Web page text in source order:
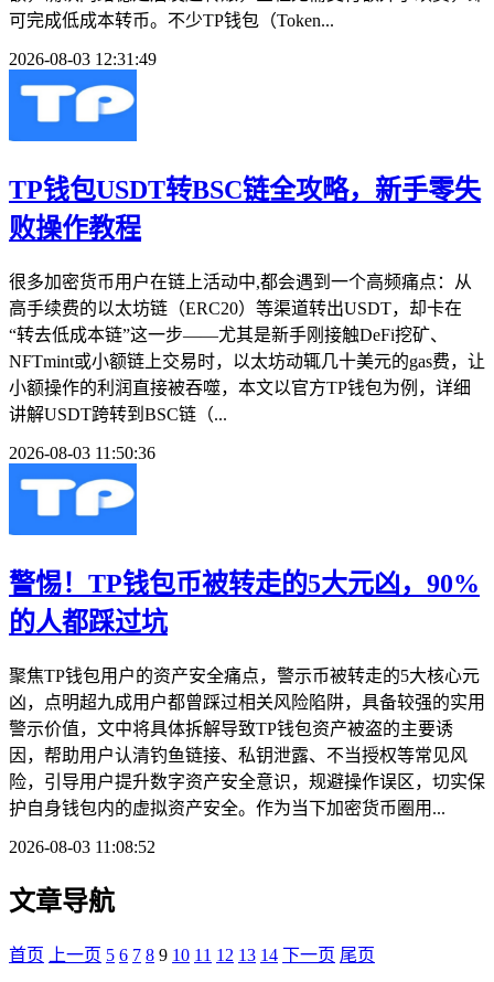
可完成低成本转币。不少TP钱包（Token...
2026-08-03 12:31:49
TP钱包USDT转BSC链全攻略，新手零失
败操作教程
很多加密货币用户在链上活动中,都会遇到一个高频痛点：从
高手续费的以太坊链（ERC20）等渠道转出USDT，却卡在
“转去低成本链”这一步——尤其是新手刚接触DeFi挖矿、
NFTmint或小额链上交易时，以太坊动辄几十美元的gas费，让
小额操作的利润直接被吞噬，本文以官方TP钱包为例，详细
讲解USDT跨转到BSC链（...
2026-08-03 11:50:36
警惕！TP钱包币被转走的5大元凶，90%
的人都踩过坑
聚焦TP钱包用户的资产安全痛点，警示币被转走的5大核心元
凶，点明超九成用户都曾踩过相关风险陷阱，具备较强的实用
警示价值，文中将具体拆解导致TP钱包资产被盗的主要诱
因，帮助用户认清钓鱼链接、私钥泄露、不当授权等常见风
险，引导用户提升数字资产安全意识，规避操作误区，切实保
护自身钱包内的虚拟资产安全。作为当下加密货币圈用...
2026-08-03 11:08:52
文章导航
首页 上一页 5 6 7 8 9 10 11 12 13 14 下一页 尾页